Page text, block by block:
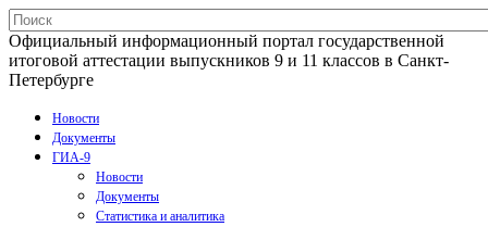
Официальный информационный портал государственной
итоговой аттестации выпускников 9 и 11 классов в Санкт-
Петербурге
Новости
Документы
ГИА-9
Новости
Документы
Статистика и аналитика